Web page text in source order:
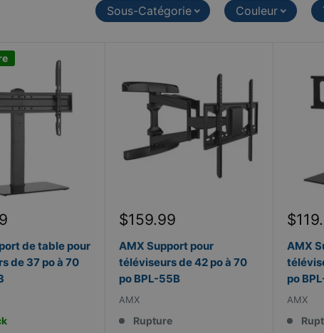
Sous-Catégorie Couleur
de table pour
de 37 po à 70
Prix
$159.99
AMX Support pour
téléviseurs de 42 po à 70
po BPL-55B
AMX
Rupture
Prix
AMX
po
AMX